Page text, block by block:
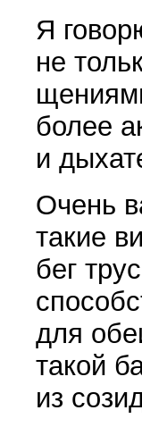
Я
не
более
и
Очень
такие
бег
для
такой
из